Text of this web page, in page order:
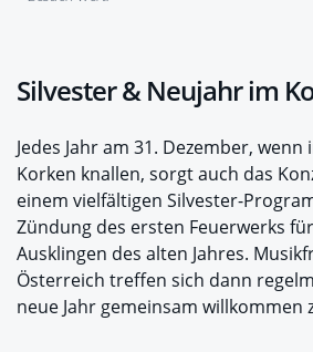
Silvester & Neujahr im
Jedes Jahr am 31. Dezember, wenn
Korken knallen, sorgt auch das
einem vielfältigen Silvester-
Zündung des ersten Feuerwerks
Ausklingen des alten Jahres.
Österreich treffen sich dann
neue Jahr gemeinsam willkommen